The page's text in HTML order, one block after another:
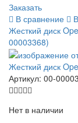
Заказать
В сравнение
Жесткий диск
00003368)
Жесткий диск
Артикул: 00-
Нет в наличии